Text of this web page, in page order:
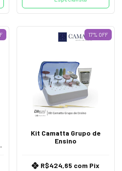
17% OFF
Kit Camatta Grupo de
Ensino
R$424,65 com Pix